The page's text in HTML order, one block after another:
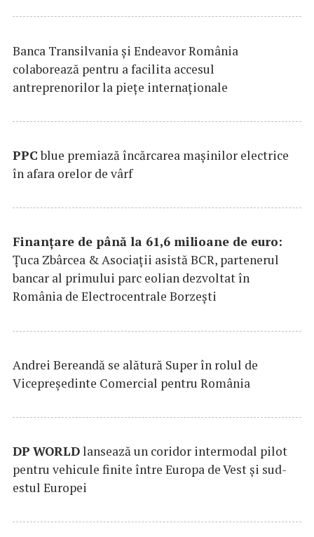
Banca Transilvania şi Endeavor România
colaborează pentru a facilita accesul
antreprenorilor la pieţe internaţionale
PPCblue premiază încărcarea maşinilor electrice
în afara orelor de vârf
Finanțare de până la 61,6 milioane de euro:
Țuca Zbârcea & Asociații asistă BCR, partenerul
bancar al primului parc eolian dezvoltat în
România de Electrocentrale Borzești
Andrei Bereandă se alătură Super în rolul de
Vicepreședinte Comercial pentru România
DP WORLDlansează un coridor intermodal pilot
pentru vehicule finite între Europa de Vest și sud-
estul Europei